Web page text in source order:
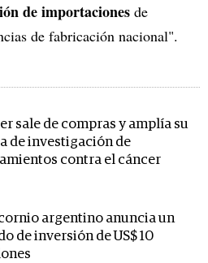
de importaciones de
de fabricación nacional".
sale de compras y amplía su
de investigación de
contra el cáncer
argentino anuncia un
de inversión de US$ 10